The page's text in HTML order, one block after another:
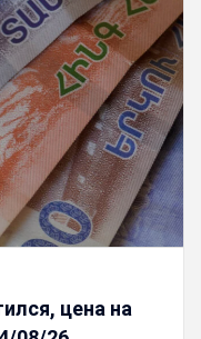
цена на